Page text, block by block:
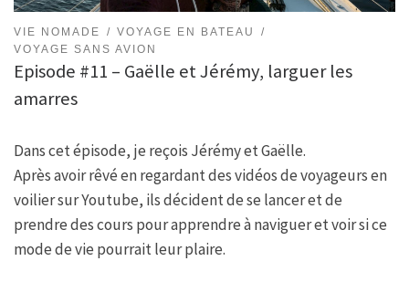
VIE NOMADE
VOYAGE EN BATEAU
VOYAGE SANS AVION
Episode #11 – Gaëlle et Jérémy, larguer les
amarres
Dans cet épisode, je reçois Jérémy et Gaëlle.
Après avoir rêvé en regardant des vidéos de voyageurs en
voilier sur Youtube, ils décident de se lancer et de
prendre des cours pour apprendre à naviguer et voir si ce
mode de vie pourrait leur plaire.